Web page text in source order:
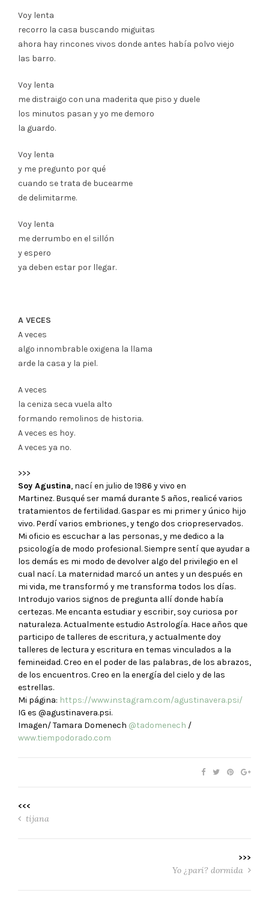
Voy lenta
recorro la casa buscando miguitas
ahora hay rincones vivos donde antes había polvo viejo
las barro.
Voy lenta
me distraigo con una maderita que piso y duele
los minutos pasan y yo me demoro
la guardo.
Voy lenta
y me pregunto por qué
cuando se trata de bucearme
de delimitarme.
Voy lenta
me derrumbo en el sillón
y espero
ya deben estar por llegar.
A VECES
A veces
algo innombrable oxigena la llama
arde la casa y la piel.
A veces
la ceniza seca vuela alto
formando remolinos de historia.
A veces es hoy.
A veces ya no.
>>>
Soy Agustina, nací en julio de 1986 y vivo en
Martinez. Busqué ser mamá durante 5 años, realicé varios
tratamientos de fertilidad. Gaspar es mi primer y único hijo
vivo. Perdí varios embriones, y tengo dos criopreservados.
Mi oficio es escuchar a las personas, y me dedico a la
psicología de modo profesional. Siempre sentí que ayudar a
los demás es mi modo de devolver algo del privilegio en el
cual nací. La maternidad marcó un antes y un después en
mi vida, me transformó y me transforma todos los días.
Introdujo varios signos de pregunta allí donde había
certezas. Me encanta estudiar y escribir, soy curiosa por
naturaleza. Actualmente estudio Astrología. Hace años que
participo de talleres de escritura, y actualmente doy
talleres de lectura y escritura en temas vinculados a la
femineidad. Creo en el poder de las palabras, de los abrazos,
de los encuentros. Creo en la energía del cielo y de las
estrellas.
Mi página: https://www.instagram.com/agustinavera.psi/
IG es @agustinavera.psi.
Imagen/ Tamara Domenech @tadomenech /
www.tiempodorado.com
<<<
tijana
>>>
Yo ¿parí? dormida